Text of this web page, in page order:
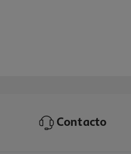
Contacto